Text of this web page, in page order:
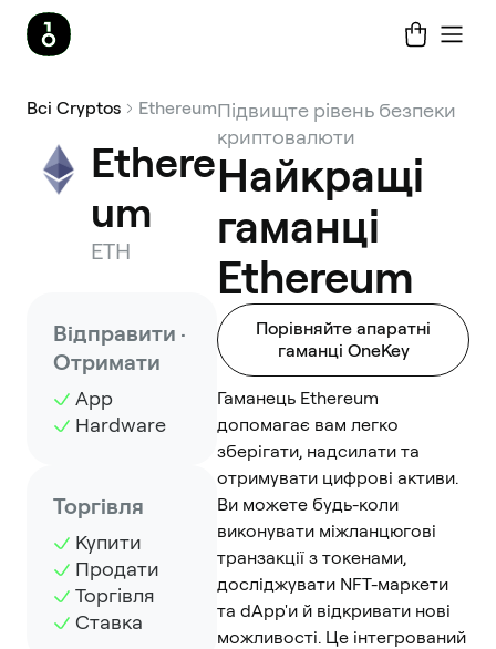
Всі Cryptos Ethereum
Ethere
um
ETH
Відправити ·
Отримати
App
Hardware
Торгівля
Купити
Продати
Торгівля
Ставка
Підвищте рівень безпеки
криптовалюти
Найкращі
гаманці
Ethereum
Порівняйте апаратні
гаманці OneKey
Гаманець Ethereum
допомагає вам легко
зберігати, надсилати та
отримувати цифрові активи.
Ви можете будь-коли
виконувати міжланцюгові
транзакції з токенами,
досліджувати NFT-маркети
та dApp'и й відкривати нові
можливості. Це інтегрований